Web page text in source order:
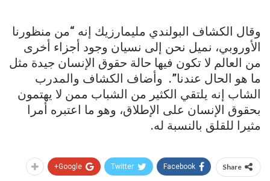
وقال الكشاف البولندي مليمارزيك إنه “من منظورنا
الأوروبي، نميل نحن إلى نسيان وجود أجزاء أخرى
من العالم لا تكون فيها حالة حقوق الإنسان جيدة مثل
ما هو الحال عندنا”. وأضاف الكشاف والمدرب
الشاب إنه يلتقي الكثير من الشباب ممن لا يهتمون
بحقوق الإنسان على الإطلاق، وهو ما اعتبره أمرا
مثيرا للقلق بالنسبة له.
Share
Facebook
Twitter
Google+